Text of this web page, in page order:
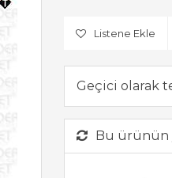
Listene Ekle
Geçici olarak
Bu ürünün